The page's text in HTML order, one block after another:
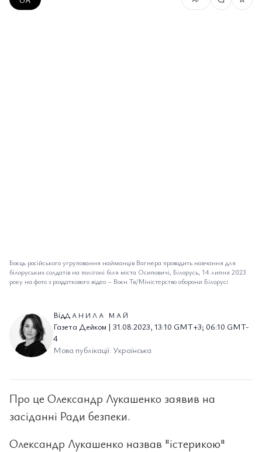
Боєць російського угруповання найманців Вагнера проводить навчання для
білоруських солдатів на полігоні біля міста Осиповичі, Білорусь, 14 липня 2023
року на фото з роздаткового відео– Воєн Тв/Міністерство оборони Білорусі
ВідДАНИЛА МАЙ
Газета Дейком | 31.08.2023, 13:10 GMT+3; 06:10 GMT-
4
Мова публікації: Українська
Про це Олександр Лукашенко заявив на
засіданні Ради безпеки.
Олександр Лукашенко назвав "істерикою"